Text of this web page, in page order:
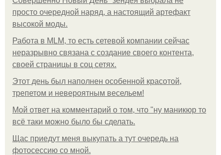
просто очередной наряд, а настоящий артефакт
высокой моды.
Работа в MLM, то есть сетевой компании сейчас
неразрывно связана с создание своего контента,
своей страницы в соц сетях.
Этот день был наполнен особенной красотой,
трепетом и невероятным весельем!
Мой ответ на комментарий о том, что "ну маникюр то
всё таки можно было бы сделать.
Щас приедут меня выкупать а тут очередь на
фотосессию со мной.